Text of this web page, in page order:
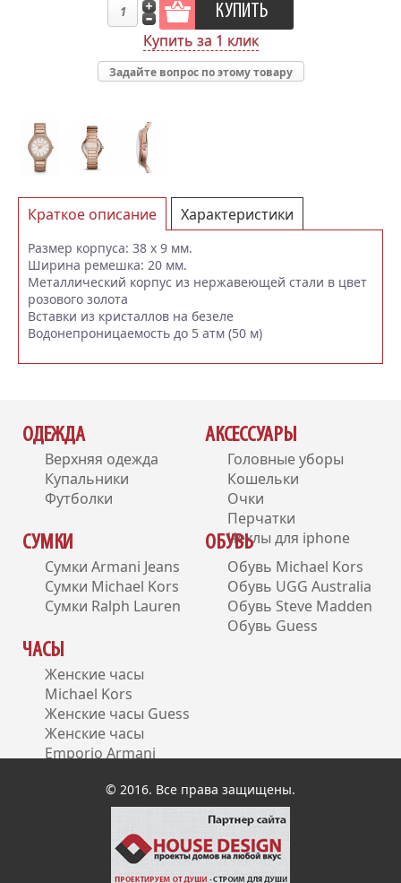
Купить за 1 клик
Задайте вопрос по этому товару
Краткое описание
Размер корпуса: 38 x 9 мм.
Ширина ремешка: 20 мм.
Металлический корпус из нержавеющей стали в цвет
розового золота
Вставки из кристаллов на безеле
Водонепроницаемость до 5 атм (50 м)
Характеристики
Отзывы (0)
ОДЕЖДА
Верхняя одежда
Купальники
Футболки
АКСЕССУАРЫ
Головные уборы
Кошельки
Очки
Перчатки
Чехлы для iphone
СУМКИ
Сумки Armani Jeans
Сумки Michael Kors
Сумки Ralph Lauren
ОБУВЬ
Обувь Michael Kors
Обувь UGG Australia
Обувь Steve Madden
Обувь Guess
ЧАСЫ
Женские часы
Michael Kors
Женские часы Guess
Женские часы
Emporio Armani
© 2016. Все права защищены.